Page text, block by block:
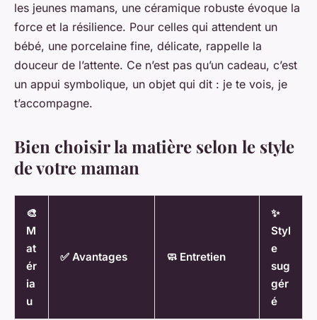
les jeunes mamans, une céramique robuste évoque la
force et la résilience. Pour celles qui attendent un
bébé, une porcelaine fine, délicate, rappelle la
douceur de l’attente. Ce n’est pas qu’un cadeau, c’est
un appui symbolique, un objet qui dit : je te vois, je
t’accompagne.
Bien choisir la matière selon le style
de votre maman
🎨
M
at
ér
ia
u
✅ Avantages 🧼 Entretien
✨
Styl
e
sug
gér
é